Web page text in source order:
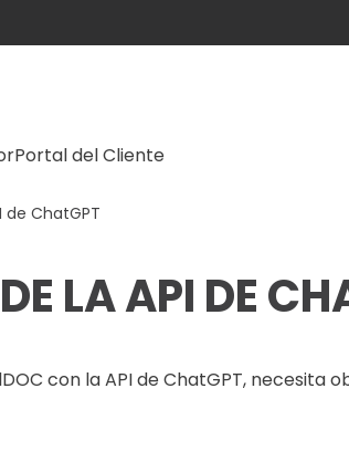
Portal del Cliente
ChatGPT
LA API DE
con la API de ChatGPT, necesita